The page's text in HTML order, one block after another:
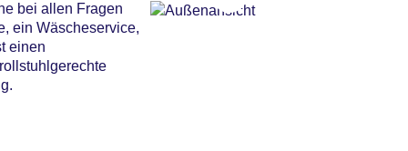
bei allen Fragen
ein Wäscheservice,
einen